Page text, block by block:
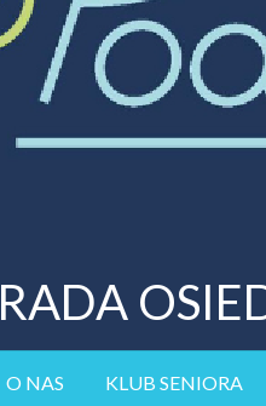
RADA
O NAS KLUB SENIORA